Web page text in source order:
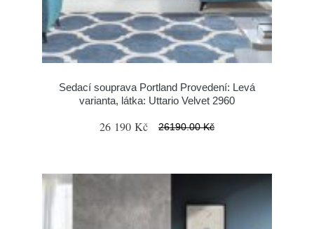
Sedací souprava Portland Provedení: Levá
varianta, látka: Uttario Velvet 2960
26 190 Kč 26190.00 Kč